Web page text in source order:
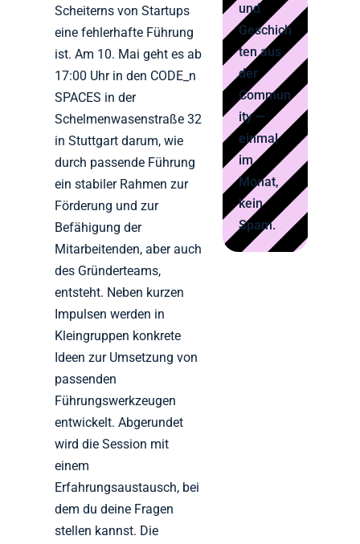
Scheiterns von Startups
eine fehlerhafte Führung
ist. Am 10. Mai geht es ab
17:00 Uhr in den CODE_n
SPACES in der
Schelmenwasenstraße 32
in Stuttgart darum, wie
durch passende Führung
ein stabiler Rahmen zur
Förderung und zur
Befähigung der
Mitarbeitenden, aber auch
des Gründerteams,
entsteht. Neben kurzen
Impulsen werden in
Kleingruppen konkrete
Ideen zur Umsetzung von
passenden
Führungswerkzeugen
entwickelt. Abgerundet
wird die Session mit
einem
Erfahrungsaustausch, bei
dem du deine Fragen
stellen kannst. Die
und
Geschich
ten aus
der
Commun
ity —
einmal
im
Monat,
kein
Spam.